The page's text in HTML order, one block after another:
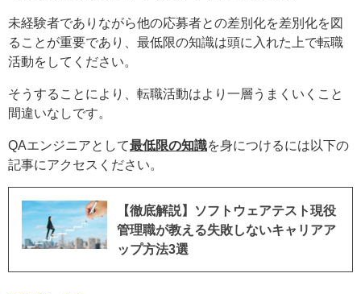
未経験者でありながら他の応募者との差別化を差別化を図
ることが重要であり、最低限の知識は頭に入れた上で転職
活動をしてください。
そうすることにより、転職活動はより一層うまくいくこと
間違いなしです。
QAエンジニアとして最低限の知識を身につけるには以下の
記事にアクセスください。
【徹底解説】ソフトウェアテスト現役
管理職が教える失敗しないキャリアア
ップ方法3選